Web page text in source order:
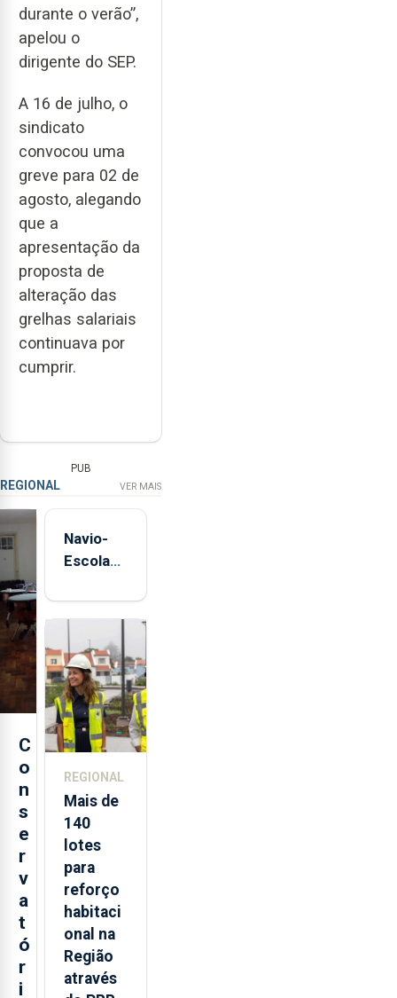
durante o verão”,
apelou o
dirigente do SEP.
A 16 de julho, o
sindicato
convocou uma
greve para 02 de
agosto, alegando
que a
apresentação da
proposta de
alteração das
grelhas salariais
continuava por
cumprir.
PUB
REGIONAL VER MAIS
C
o
n
s
e
r
v
a
t
ó
r
i
Navio-
Escola
está de
aos
Açores
REGIONAL
Mais de
140
lotes
para
reforço
habitaci
onal na
Região
através